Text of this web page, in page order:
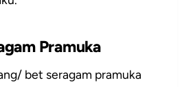
Pramuka
bet seragam pramuka